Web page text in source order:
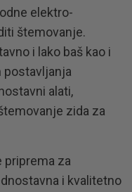
elektro-
štemovanje.
i lako baš kao i
postavljanja
alati,
zida za
priprema za
i kvalitetno